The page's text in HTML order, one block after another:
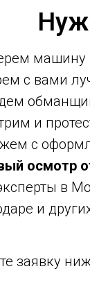
машину
с вами
и
с
осмотр
в
и
заявку